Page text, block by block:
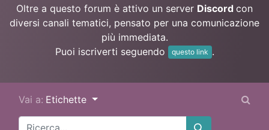
Oltre a questo forum è attivo un server Discord con
diversi canali tematici, pensato per una comunicazione
più immediata.
Puoi iscriverti seguendo
questo link .
Vai a: Etichette